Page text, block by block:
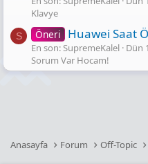
Klavye
S Öneri Huawei Saat
En son: SupremeKalel Dün
Sorum Var Hocam!
Anasayfa Forum Off-Topic